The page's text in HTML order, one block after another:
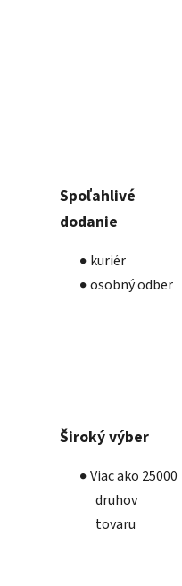
Spoľahlivé
dodanie
kuriér
osobný odber
Široký výber
Viac ako 25000
druhov
tovaru